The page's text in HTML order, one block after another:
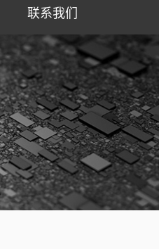
联系我们